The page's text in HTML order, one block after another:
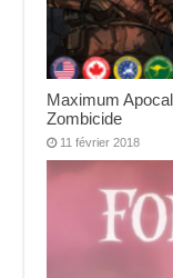
Maximum
Zombicide
11 février 2018